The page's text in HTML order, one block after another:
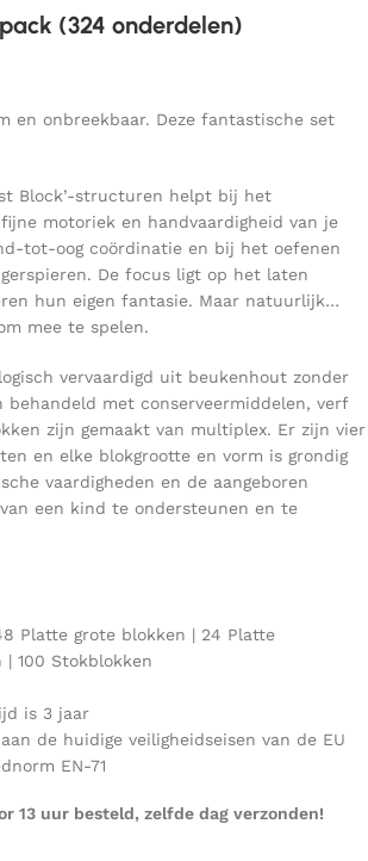
(324 onderdelen)
en onbreekbaar. Deze fantastische set
Block’-structuren helpt bij het
motoriek en handvaardigheid van je
tot-oog coördinatie en bij het oefenen
De focus ligt op het laten
hun eigen fantasie. Maar natuurlijk…
mee te spelen.
vervaardigd uit beukenhout zonder
behandeld met conserveermiddelen, verf
zijn gemaakt van multiplex. Er zijn vier
en elke blokgrootte en vorm is grondig
vaardigheden en de aangeboren
een kind te ondersteunen en te
Platte grote blokken | 24 Platte
100 Stokblokken
is 3 jaar
de huidige veiligheidseisen van de EU
EN-71
13 uur besteld, zelfde dag verzonden!